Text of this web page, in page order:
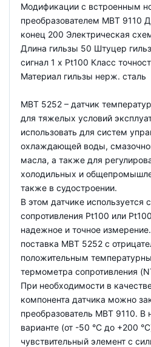
Модификации с встроенным
преобразователем MBT 9110
конец 200 Электрическая
Длина гильзы 50 Штуцер
сигнал 1 x Pt100 Класс
Материал гильзы нерж. сталь
MBT 5252 – датчик
для тяжелых условий
использовать для систем
охлаждающей воды,
масла, а также для
холодильных и
также в судостроении.
В этом датчике используется
сопротивления Pt100 или
надежное и точное
поставка MBT 5252 с
положительным
термометра сопротивления
При необходимости в
компонента датчика можно
преобразователь MBT 9110. В
варианте (от -50 °C до +200
чувствительный элемент с